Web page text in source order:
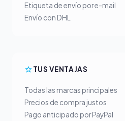
Etiqueta de envío por e-mail
Envío con DHL
TUS VENTAJAS
Todas las marcas principales
Precios de compra justos
Pago anticipado por PayPal